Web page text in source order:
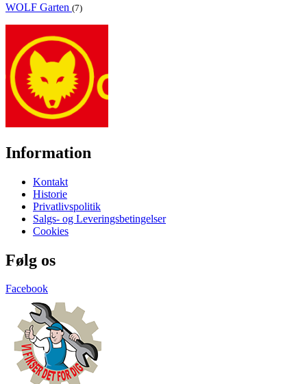
WOLF Garten (7)
Information
Kontakt
Historie
Privatlivspolitik
Salgs- og Leveringsbetingelser
Cookies
Følg os
Facebook